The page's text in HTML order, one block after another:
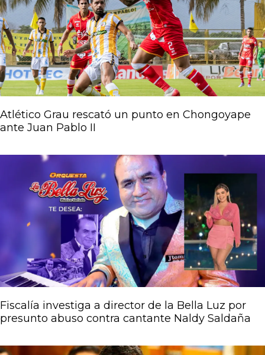
Atlético Grau rescató un punto en Chongoyape
ante Juan Pablo II
Fiscalía investiga a director de la Bella Luz por
presunto abuso contra cantante Naldy Saldaña